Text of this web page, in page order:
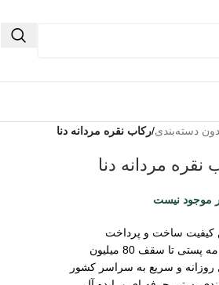
دسته‌بندی/رکاب نقره مردانه دنا
نقره مردانه دنا
موجود نیست
کیفیت ساخت و پرداخت
پستی تا سقف 80 میلیون
روزانه و سریع به سراسر کشور